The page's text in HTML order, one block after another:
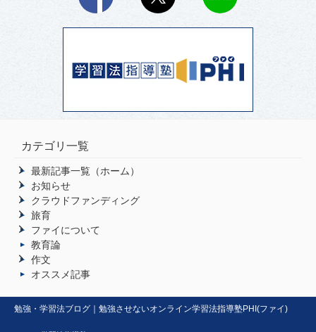
カテゴリ一覧
最新記事一覧（ホーム）
お知らせ
クラウドファンディング
旅育
ファイについて
教育論
作文
オススメ記事
勉強・学習法ブログ｜勉強させないオンライン学習法指導塾PHI(ファイ)